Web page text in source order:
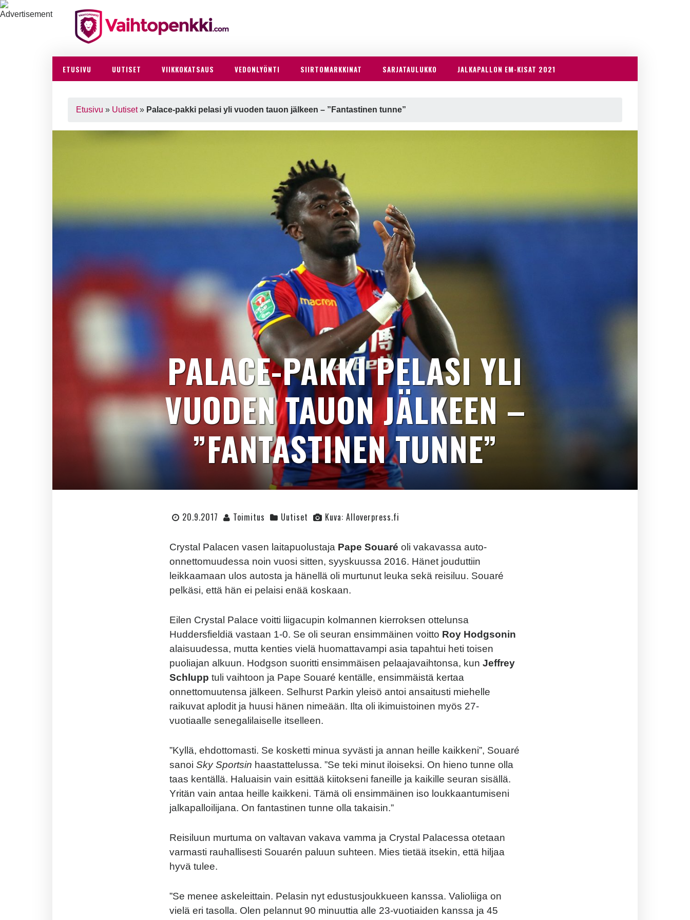
ETUSIVU UUTISET VIIKKOKATSAUS VEDONLYÖNTI SIIRTOMARKKINAT SARJATAULUKKO JALKAPALLON EM-KISAT 2021
Etusivu » Uutiset» Palace-pakki pelasi yli vuoden tauon jälkeen – ”Fantastinen tunne”
PALACE-PAKKI PELASI YLI
VUODEN TAUON JÄLKEEN –
”FANTASTINEN TUNNE”
20.9.2017 Toimitus Uutiset Kuva: Alloverpress.fi
Crystal Palacen vasen laitapuolustaja Pape Souaré oli vakavassa auto-
onnettomuudessa noin vuosi sitten, syyskuussa 2016. Hänet jouduttiin
leikkaamaan ulos autosta ja hänellä oli murtunut leuka sekä reisiluu. Souaré
pelkäsi, että hän ei pelaisi enää koskaan.
Eilen Crystal Palace voitti liigacupin kolmannen kierroksen ottelunsa
Huddersfieldiä vastaan 1-0. Se oli seuran ensimmäinen voitto Roy Hodgsonin
alaisuudessa, mutta kenties vielä huomattavampi asia tapahtui heti toisen
puoliajan alkuun. Hodgson suoritti ensimmäisen pelaajavaihtonsa, kun Jeffrey
Schlupp tuli vaihtoon ja Pape Souaré kentälle, ensimmäistä kertaa
onnettomuutensa jälkeen. Selhurst Parkin yleisö antoi ansaitusti miehelle
raikuvat aplodit ja huusi hänen nimeään. Ilta oli ikimuistoinen myös 27-
vuotiaalle senegalilaiselle itselleen.
”Kyllä, ehdottomasti. Se kosketti minua syvästi ja annan heille kaikkeni”, Souaré
sanoi Sky Sportsin haastattelussa. ”Se teki minut iloiseksi. On hieno tunne olla
taas kentällä. Haluaisin vain esittää kiitokseni faneille ja kaikille seuran sisällä.
Yritän vain antaa heille kaikkeni. Tämä oli ensimmäinen iso loukkaantumiseni
jalkapalloilijana. On fantastinen tunne olla takaisin.”
Reisiluun murtuma on valtavan vakava vamma ja Crystal Palacessa otetaan
varmasti rauhallisesti Souarén paluun suhteen. Mies tietää itsekin, että hiljaa
hyvä tulee.
”Se menee askeleittain. Pelasin nyt edustusjoukkueen kanssa. Valioliiga on
vielä eri tasolla. Olen pelannut 90 minuuttia alle 23-vuotiaiden kanssa ja 45